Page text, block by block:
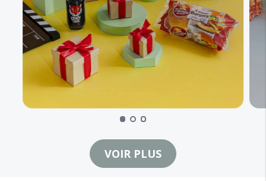
VOIR PLUS